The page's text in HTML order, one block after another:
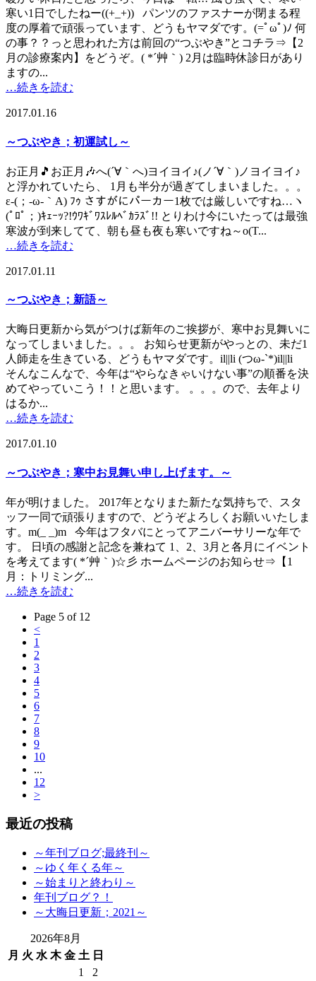
寒い1日でしたねー((+_+)) パンツのファスナーが閉まる程
度の厚着で頑張っています、どうもヤマダです。(=ﾟωﾟ)ﾉ 何
の事？？っと思われた方は前回の“つぶやき”とコチラ⇒【2
月の診療案内】をどうぞ。( *´艸｀) 2月は臨時休診日があり
ますの...
…続きを読む
2017.01.16
～つぶやき；初運試し～
お正月🎵お正月🎶へ(´∀｀へ)ヨイヨイ♪(ノ´∀｀)ノヨイヨイ♪
と浮かれていたら、 1月も半分が過ぎてしまいました。。。
ε-(；-ω-｀A) ﾌｩ さすがにパーカー1枚では厳しいですね…ヽ
(ﾟﾛﾟ；)ｷｪｰｯ?!ｳﾜｷﾞﾜｽﾚﾙﾍﾞｶﾗｽﾞ!! とりわけ今にいたっては最強
寒波が到来してて、朝も昼も夜も寒いですね～o(T...
…続きを読む
2017.01.11
～つぶやき；新語～
大晦日更新から気がつけば新年のご挨拶が、寒中お見舞いに
なってしまいました。。。 お知らせ更新がやっとの、未だ1
人師走を生きている、どうもヤマダです。il||li (つω-`*)il||li
そんなこんなで、今年は“やらなきゃいけない事”の順番を決
めてやっていこう！！と思います。 。。。ので、去年より
はるか...
…続きを読む
2017.01.10
～つぶやき；寒中お見舞い申し上げます。～
年が明けました。 2017年となりまた新たな気持ちで、スタ
ッフ一同で頑張りますので、どうぞよろしくお願いいたしま
す。m(_ _)m 今年はフタバにとってアニバーサリーな年で
す。 日頃の感謝と記念を兼ねて 1、2、3月と各月にイベント
を考えてます( *´艸｀)☆彡 ホームページのお知らせ⇒【1
月：トリミング...
…続きを読む
Page 5 of 12
<
1
2
3
4
5
6
7
8
9
10
...
12
>
最近の投稿
～年刊ブログ;最終刊～
～ゆく年くる年～
～始まりと終わり～
年刊ブログ？！
～大晦日更新；2021～
2026年8月
月 火 水 木 金 土 日
1
2